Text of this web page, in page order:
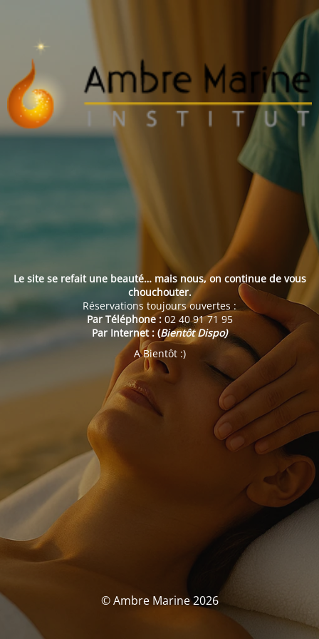
Le site se refait une beauté… mais nous, on continue de vous
chouchouter.
Réservations toujours ouvertes :
Par Téléphone :02 40 91 71 95
Par Internet : (Bientôt Dispo)
A Bientôt :)
© Ambre Marine 2026